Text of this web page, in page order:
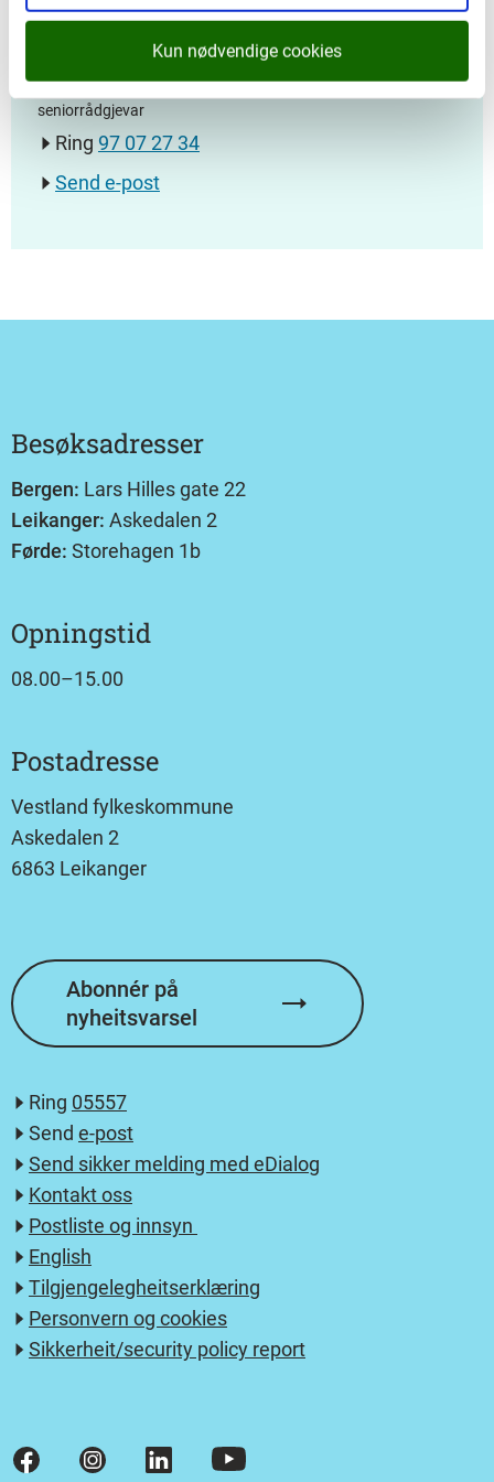
Kun nødvendige cookies
Åge Avedal
seniorrådgjevar
Ring 97 07 27 34
Send e-post
Besøksadresser
Bergen: Lars Hilles gate 22
Leikanger: Askedalen 2
Førde: Storehagen 1b
Opningstid
08.00–15.00
Postadresse
Vestland fylkeskommune
Askedalen 2
6863 Leikanger
Abonnér på
nyheitsvarsel
Ring 05557
Send e-post
Send sikker melding med eDialog
Kontakt oss
Postliste og innsyn
English
Tilgjengelegheitserklæring
Personvern og cookies
Sikkerheit/security policy report